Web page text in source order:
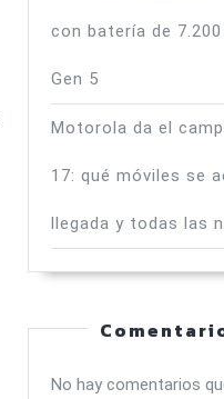
con batería de
Gen 5
Motorola da el
17: qué móviles se
llegada y todas las
No hay comentarios